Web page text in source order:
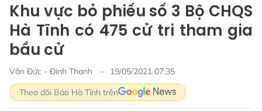
Khu vực bỏ phiếu số 3 Bộ CHQS
Hà Tĩnh có 475 cử tri tham gia
bầu cử
Văn Đức - Đinh Thanh
19/05/2021 07:35
Theo dõi Báo Hà Tĩnh trên